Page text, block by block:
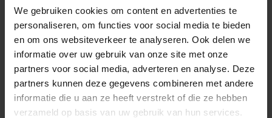
We gebruiken cookies om content en advertenties te
personaliseren, om functies voor social media te bieden
en om ons websiteverkeer te analyseren. Ook delen we
informatie over uw gebruik van onze site met onze
partners voor social media, adverteren en analyse. Deze
partners kunnen deze gegevens combineren met andere
informatie die u aan ze heeft verstrekt of die ze hebben
verzameld op basis van uw gebruik van hun services.
Straatkast Kunststof
Direct uit voorraad leverbaar